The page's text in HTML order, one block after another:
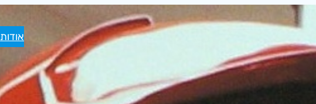
אודות